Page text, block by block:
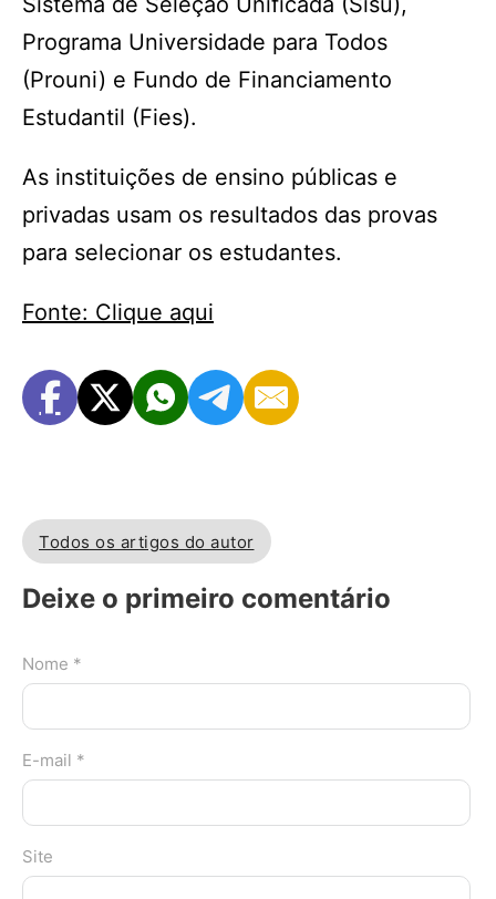
Programa Universidade para Todos
(Prouni) e Fundo de Financiamento
Estudantil (Fies).
As instituições de ensino públicas e
privadas usam os resultados das provas
para selecionar os estudantes.
Fonte: Clique aqui
Todos os artigos do autor
Deixe o primeiro comentário
Nome *
E-mail *
Site